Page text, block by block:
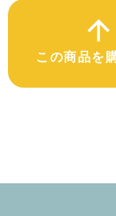
この商品を